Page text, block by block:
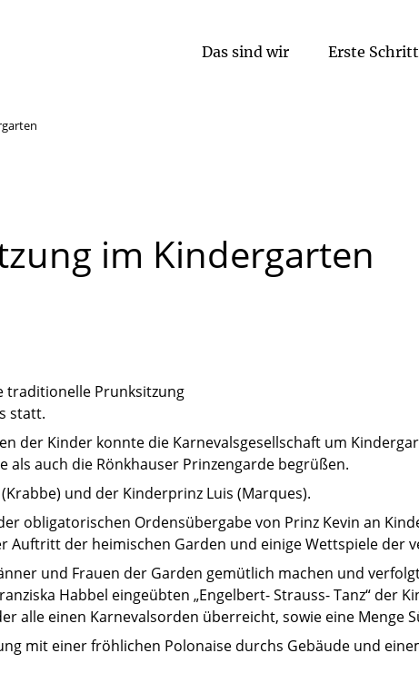
Das sind wir Erste
im Kindergarten
traditionelle Prunksitzung
statt.
der Kinder konnte die Karnevalsgesellschaft um
als auch die Rönkhauser Prinzengarde begrüßen.
und der Kinderprinz Luis (Marques).
obligatorischen Ordensübergabe von Prinz Kevin an
Auftritt der heimischen Garden und einige Wettspiele der
und Frauen der Garden gemütlich machen und
Habbel eingeübten „Engelbert- Strauss- Tanz“ der
alle einen Karnevalsorden überreicht, sowie eine Menge
mit einer fröhlichen Polonaise durchs Gebäude und